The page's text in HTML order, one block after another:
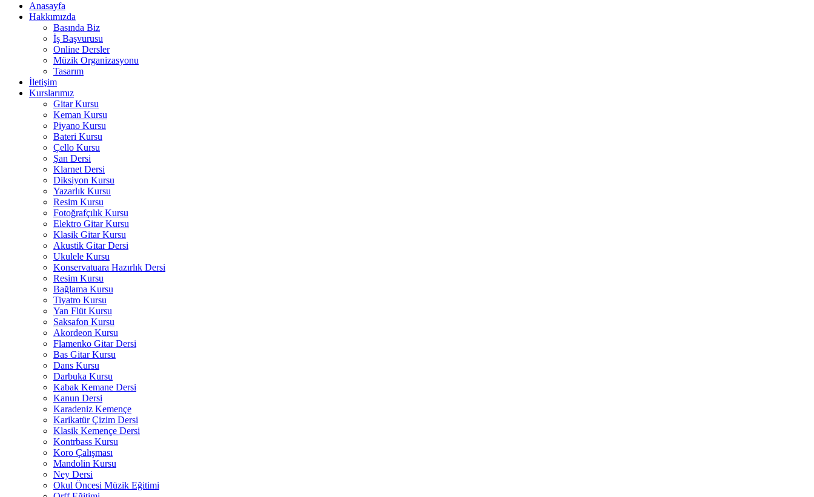
Anasayfa
Hakkımızda
Basında Biz
İş Başvurusu
Online Dersler
Müzik Organizasyonu
Tasarım
İletişim
Kurslarımız
Gitar Kursu
Keman Kursu
Piyano Kursu
Bateri Kursu
Çello Kursu
Şan Dersi
Klarnet Dersi
Diksiyon Kursu
Yazarlık Kursu
Resim Kursu
Fotoğrafçılık Kursu
Elektro Gitar Kursu
Klasik Gitar Kursu
Akustik Gitar Dersi
Ukulele Kursu
Konservatuara Hazırlık Dersi
Resim Kursu
Bağlama Kursu
Tiyatro Kursu
Yan Flüt Kursu
Saksafon Kursu
Akordeon Kursu
Flamenko Gitar Dersi
Bas Gitar Kursu
Dans Kursu
Darbuka Kursu
Kabak Kemane Dersi
Kanun Dersi
Karadeniz Kemençe
Karikatür Çizim Dersi
Klasik Kemençe Dersi
Kontrbass Kursu
Koro Çalışması
Mandolin Kursu
Ney Dersi
Okul Öncesi Müzik Eğitimi